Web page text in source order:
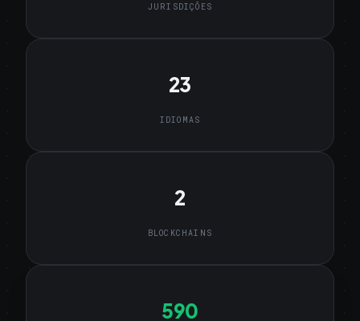
JURISDIÇÕES
23
IDIOMAS
2
BLOCKCHAINS
590